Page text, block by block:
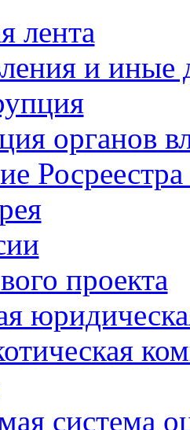
лента
и иные
органов
проекта
система